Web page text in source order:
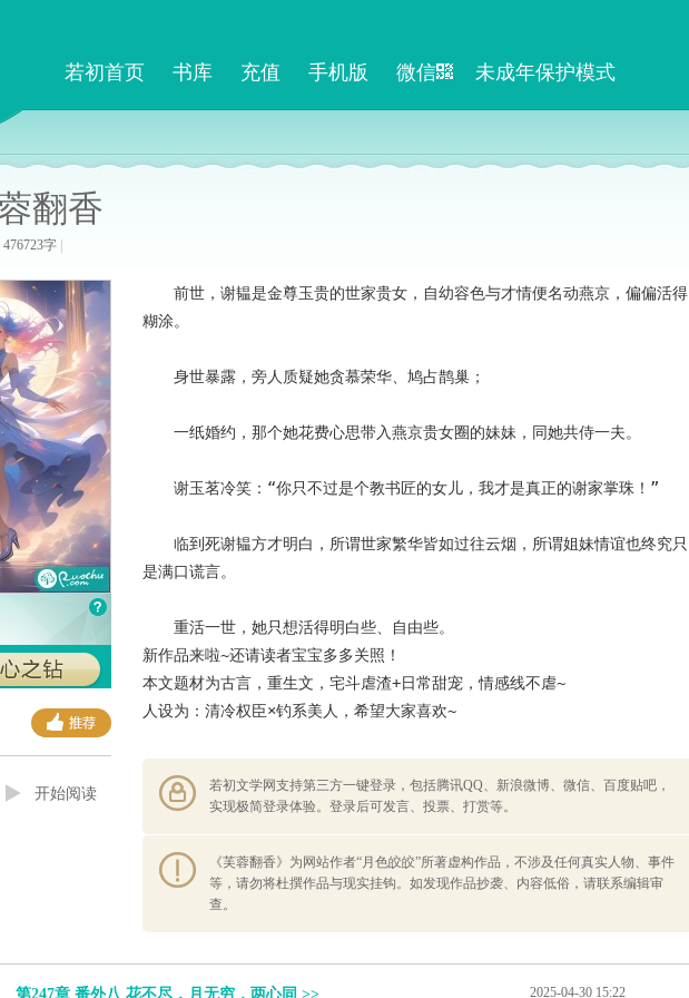
若初首页 书库 充值 手机版 微信 未成年保护模式
翻香
476723字
开始阅读
前世，谢韫是金尊玉贵的世家贵女，自幼容色与才情便名动燕京，偏偏活得
糊涂。
身世暴露，旁人质疑她贪慕荣华、鸠占鹊巢；
一纸婚约，那个她花费心思带入燕京贵女圈的妹妹，同她共侍一夫。
谢玉茗冷笑：“你只不过是个教书匠的女儿，我才是真正的谢家掌珠！”
临到死谢韫方才明白，所谓世家繁华皆如过往云烟，所谓姐妹情谊也终究只
是满口谎言。
重活一世，她只想活得明白些、自由些。
新作品来啦~还请读者宝宝多多关照！
本文题材为古言，重生文，宅斗虐渣+日常甜宠，情感线不虐~
人设为：清冷权臣×钓系美人，希望大家喜欢~
若初文学网支持第三方一键登录，包括腾讯QQ、新浪微博、微信、百度贴吧，
实现极简登录体验。登录后可发言、投票、打赏等。
《芙蓉翻香》为网站作者“月色皎皎”所著虚构作品，不涉及任何真实人物、事件
等，请勿将杜撰作品与现实挂钩。如发现作品抄袭、内容低俗，请联系编辑审
查。
2025-04-30 15:22
第247章 番外八 花不尽，月无穷，两心同 >>